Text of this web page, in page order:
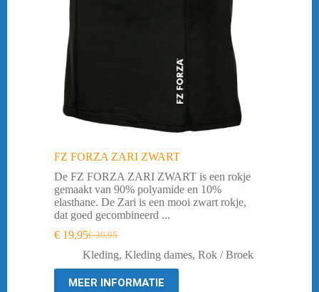
FZ FORZA ZARI ZWART
De FZ FORZA ZARI ZWART is een rokje
gemaakt van 90% polyamide en 10%
elasthane. De Zari is een mooi zwart rokje,
dat goed gecombineerd ...
€39,95
Oorspronkelijke
prijs
was:
€ 39,95.
€ 19,95Huidige
prijs
is:
€ 19,95.
Kleding, Kleding dames, Rok / Broek
MEER INFORMATIE